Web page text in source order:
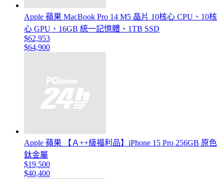
Apple 蘋果 MacBook Pro 14 M5 晶片 10核心 CPU、10核
心 GPU、16GB 統一記憶體、1TB SSD
$62,953
$64,900
Apple 蘋果 【Ａ++級福利品】iPhone 15 Pro 256GB 原色
鈦金屬
$19,500
$40,400